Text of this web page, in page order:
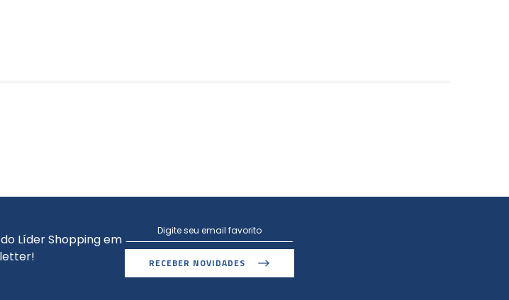
Líder Shopping em
RECEBER NOVIDADES